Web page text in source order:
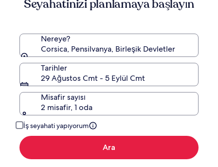
Seyahatinizi planlamaya başlayın
Nereye?
Corsica, Pensilvanya, Birleşik Devletler
Tarihler
29 Ağustos Cmt - 5 Eylül Cmt
Misafir sayısı
2 misafir, 1 oda
İş seyahati yapıyorum
Ara